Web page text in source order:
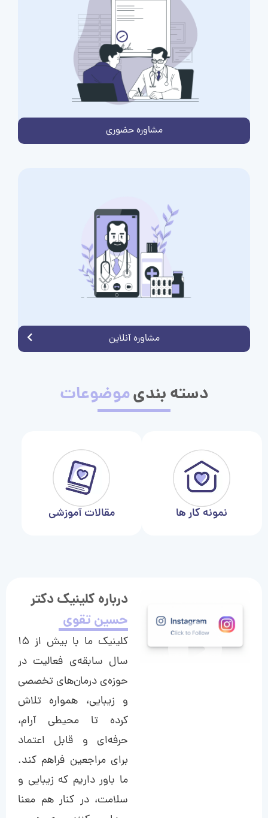
مشاوره حضوری
مشاوره آنلاین
دسته بندیموضوعات
نمونه کار ها مقالات آموزشی
درباره کلینیک دکتر
حسین تقوی
کلینیک ما با بیش از ۱۵
سال سابقه‌ی فعالیت در
حوزه‌ی درمان‌های تخصصی
و زیبایی، همواره تلاش
کرده تا محیطی آرام،
حرفه‌ای و قابل اعتماد
برای مراجعین فراهم کند.
ما باور داریم که زیبایی و
سلامت، در کنار هم معنا